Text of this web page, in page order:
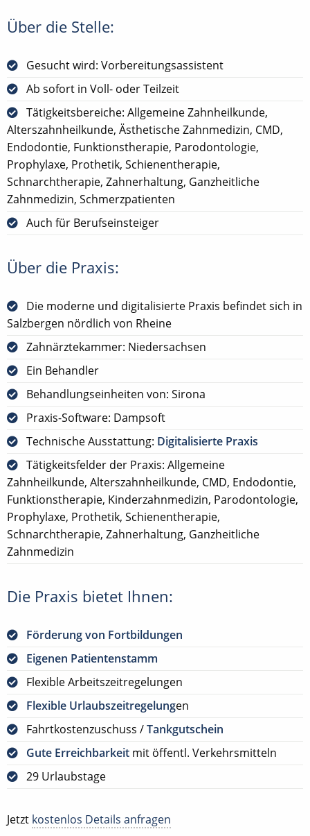
Über die Stelle:
Gesucht wird: Vorbereitungsassistent
Ab sofort in Voll- oder Teilzeit
Tätigkeitsbereiche: Allgemeine Zahnheilkunde,
Alterszahnheilkunde, Ästhetische Zahnmedizin, CMD,
Endodontie, Funktionstherapie, Parodontologie,
Prophylaxe, Prothetik, Schienentherapie,
Schnarchtherapie, Zahnerhaltung, Ganzheitliche
Zahnmedizin, Schmerzpatienten
Auch für Berufseinsteiger
Über die Praxis:
Die moderne und digitalisierte Praxis befindet sich in
Salzbergen nördlich von Rheine
Zahnärztekammer: Niedersachsen
Ein Behandler
Behandlungseinheiten von: Sirona
Praxis-Software: Dampsoft
Technische Ausstattung: Digitalisierte Praxis
Tätigkeitsfelder der Praxis: Allgemeine
Zahnheilkunde, Alterszahnheilkunde, CMD, Endodontie,
Funktionstherapie, Kinderzahnmedizin, Parodontologie,
Prophylaxe, Prothetik, Schienentherapie,
Schnarchtherapie, Zahnerhaltung, Ganzheitliche
Zahnmedizin
Die Praxis bietet Ihnen:
Förderung von Fortbildungen
Eigenen Patientenstamm
Flexible Arbeitszeitregelungen
Flexible Urlaubszeitregelungen
Fahrtkostenzuschuss /Tankgutschein
Gute Erreichbarkeit mit öffentl. Verkehrsmitteln
29 Urlaubstage
Jetzt kostenlos Details anfragen